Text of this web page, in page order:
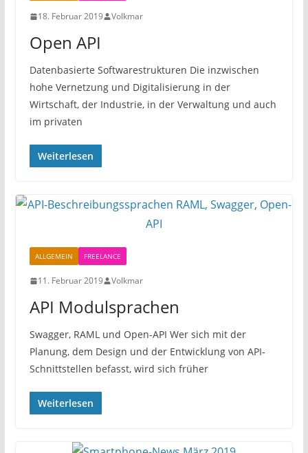
18. Februar 2019 Volkmar
Open API
Datenbasierte Softwarestrukturen Die inzwischen
hohe Vernetzung und Digitalisierung in der
Wirtschaft, der Industrie, in der Verwaltung und auch
im privaten
Weiterlesen
ALLGEMEIN FREELANCE
11. Februar 2019 Volkmar
API Modulsprachen
Swagger, RAML und Open-API Wer sich mit der
Planung, dem Design und der Entwicklung von API-
Schnittstellen befasst, wird sich früher
Weiterlesen